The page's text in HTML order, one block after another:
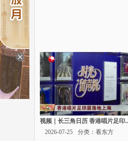
视频｜长三角日历 香港唱片足印
2026-07-25
分类：看东方